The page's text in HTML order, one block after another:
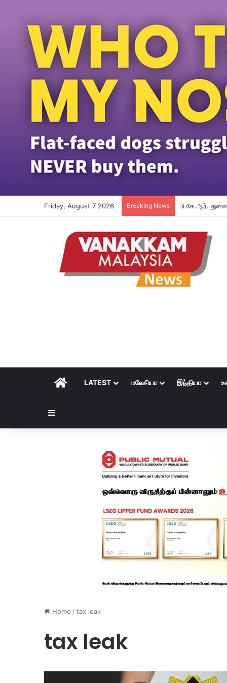
Friday, August 7 2026 Breaking News பி.கே.ஆர்.
HOMELATEST மலேசியா இந்தியா
Home /tax leak
tax leak